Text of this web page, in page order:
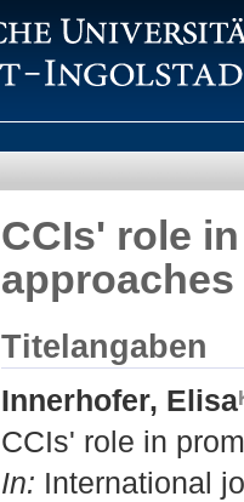
CCIs' role
Titelangaben
Innerhofer, Elisa
CCIs' role in
In: International